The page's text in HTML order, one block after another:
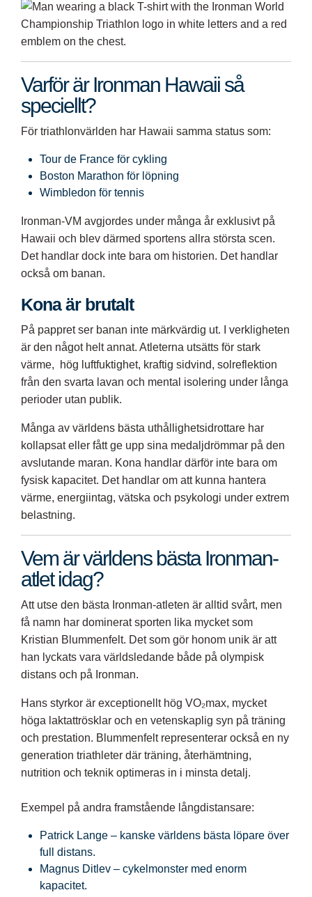
Varför är Ironman Hawaii så
speciellt?
För triathlonvärlden har Hawaii samma status som:
Tour de France för cykling
Boston Marathon för löpning
Wimbledon för tennis
Ironman-VM avgjordes under många år exklusivt på
Hawaii och blev därmed sportens allra största scen.
Det handlar dock inte bara om historien. Det handlar
också om banan.
Kona är brutalt
På pappret ser banan inte märkvärdig ut. I verkligheten
är den något helt annat. Atleterna utsätts för stark
värme, hög luftfuktighet, kraftig sidvind, solreflektion
från den svarta lavan och mental isolering under långa
perioder utan publik.
Många av världens bästa uthållighetsidrottare har
kollapsat eller fått ge upp sina medaljdrömmar på den
avslutande maran. Kona handlar därför inte bara om
fysisk kapacitet. Det handlar om att kunna hantera
värme, energiintag, vätska och psykologi under extrem
belastning.
Vem är världens bästa Ironman-
atlet idag?
Att utse den bästa Ironman-atleten är alltid svårt, men
få namn har dominerat sporten lika mycket som
Kristian Blummenfelt. Det som gör honom unik är att
han lyckats vara världsledande både på olympisk
distans och på Ironman.
Hans styrkor är exceptionellt hög VO₂max, mycket
höga laktattrösklar och en vetenskaplig syn på träning
och prestation. Blummenfelt representerar också en ny
generation triathleter där träning, återhämtning,
nutrition och teknik optimeras in i minsta detalj.
Exempel på andra framstående långdistansare:
Patrick Lange – kanske världens bästa löpare över
full distans.
Magnus Ditlev – cykelmonster med enorm
kapacitet.